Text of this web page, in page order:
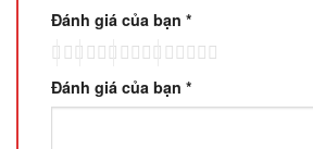
Đánh giá của bạn *
Đánh giá của bạn *